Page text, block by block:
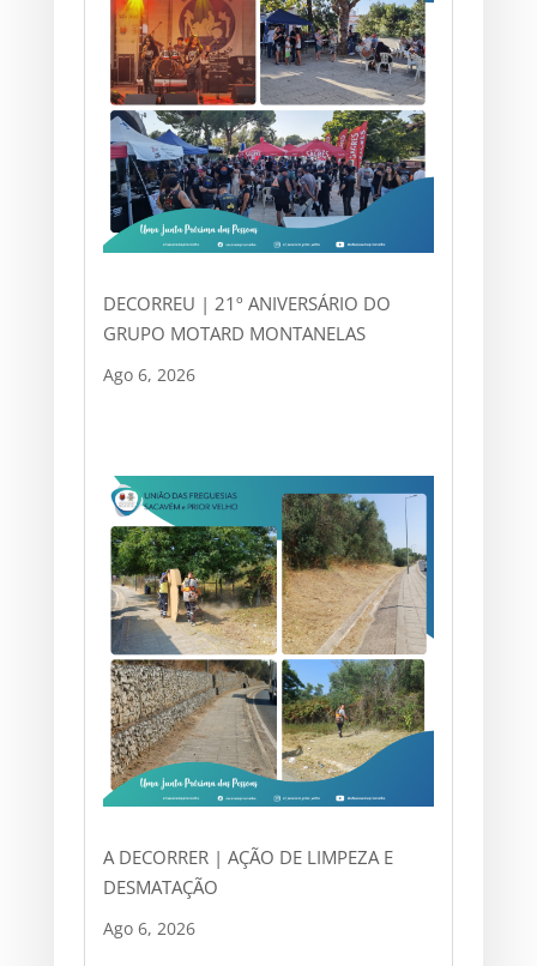
DECORREU | 21º ANIVERSÁRIO DO
GRUPO MOTARD MONTANELAS
Ago 6, 2026
A DECORRER | AÇÃO DE LIMPEZA E
DESMATAÇÃO
Ago 6, 2026